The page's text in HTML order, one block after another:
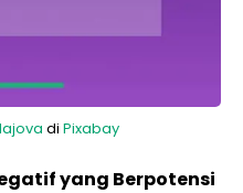
di Pixabay
yang Berpotensi